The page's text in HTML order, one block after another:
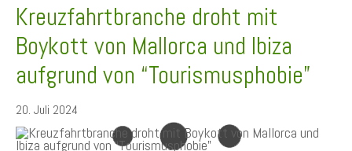
Kreuzfahrtbranche droht mit
Boykott von Mallorca und Ibiza
aufgrund von “Tourismusphobie”
20. Juli 2024